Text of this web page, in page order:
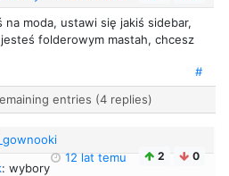
na moda, ustawi się jakiś sidebar,
jesteś folderowym mastah, chcesz
#
entries (4 replies)
12 lat temu
2 0
: wybory